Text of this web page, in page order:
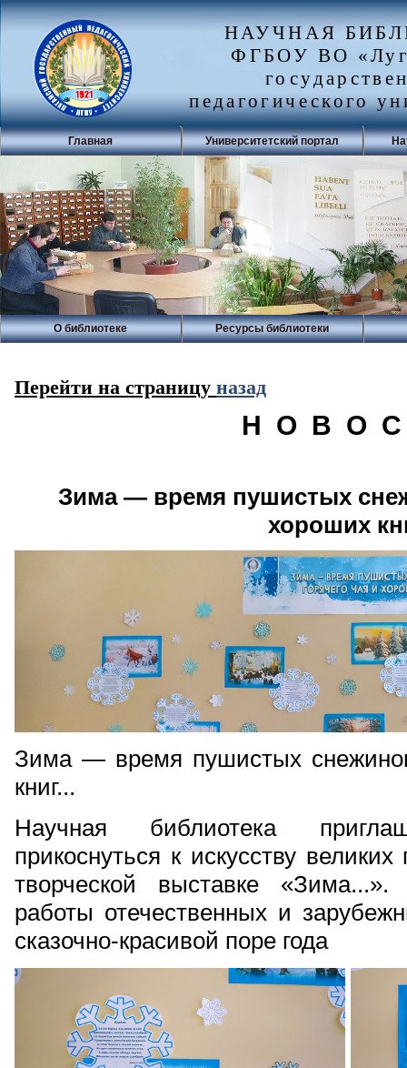
НАУЧНАЯ
ФГБОУ ВО
педагогического
Главная Университетский портал
О библиотеке Ресурсы библиотеки
Перейти на страницу назад
Н О В О
Зима — время пушистых
хороших
Зима — время пушистых
книг...
Научная библиотека
прикоснуться к искусству
творческой выставке
работы отечественных и
сказочно-красивой поре года